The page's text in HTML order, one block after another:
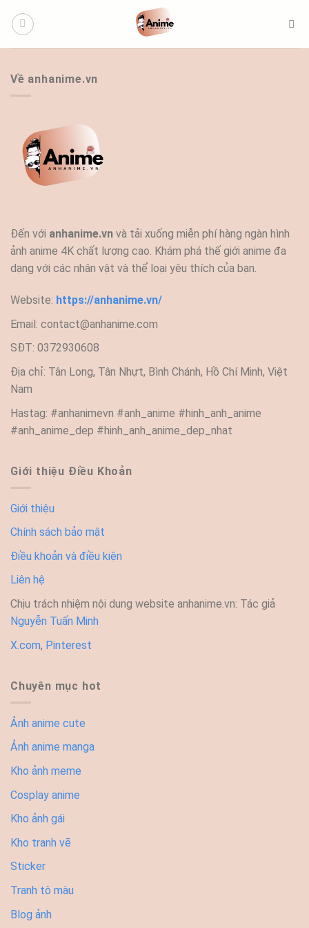
qua
Về anhanime.vn
Đến với anhanime.vn và tải xuống miễn phí hàng ngàn hình
ảnh anime 4K chất lượng cao. Khám phá thế giới anime đa
dạng với các nhân vật và thể loại yêu thích của bạn.
Website: https://anhanime.vn/
Email: contact@anhanime.com
SĐT: 0372930608
Địa chỉ: Tân Long, Tân Nhựt, Bình Chánh, Hồ Chí Minh, Việt
Nam
Hastag: #anhanimevn #anh_anime #hinh_anh_anime
#anh_anime_dep #hinh_anh_anime_dep_nhat
Giới thiệu Điều Khoản
Giới thiệu
Chính sách bảo mật
Điều khoản và điều kiện
Liên hệ
Chịu trách nhiệm nội dung website anhanime.vn: Tác giả
Nguyễn Tuấn Minh
X.com, Pinterest
Chuyên mục hot
Ảnh anime cute
Ảnh anime manga
Kho ảnh meme
Cosplay anime
Kho ảnh gái
Kho tranh vẽ
Sticker
Tranh tô màu
Blog ảnh